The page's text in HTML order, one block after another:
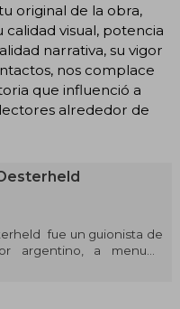
original de la obra,
visual, potencia
narrativa, su vigor
nos complace
que influenció a
alrededor de
fue un guionista de
argentino, a menudo
numerosos relatos